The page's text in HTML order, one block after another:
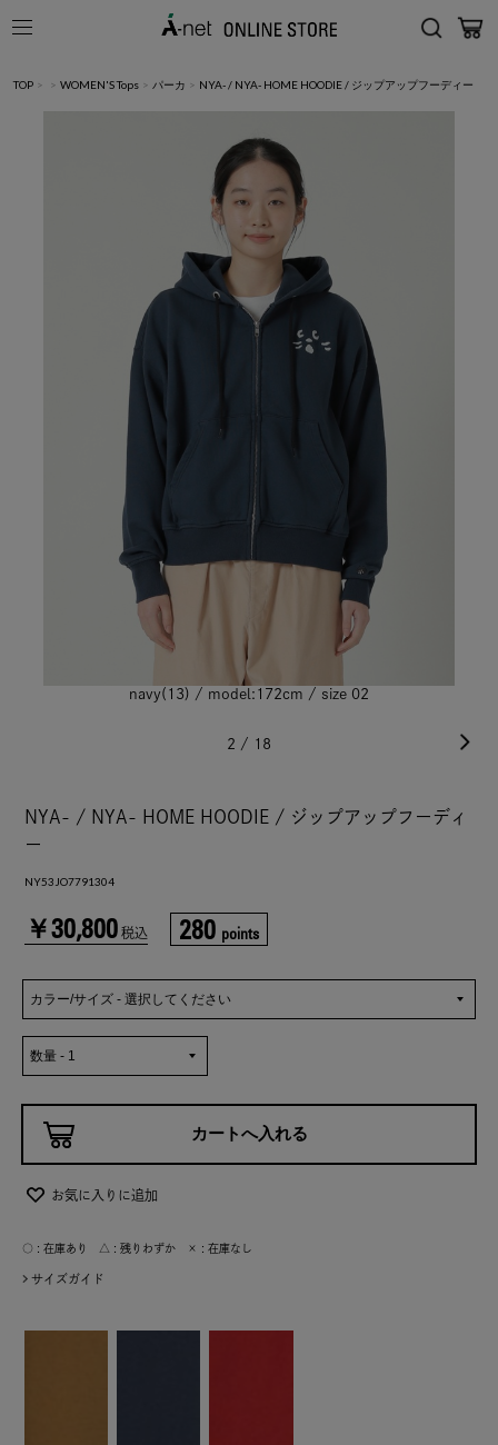
TOP > > WOMEN'S Tops > パーカ > NYA- / NYA- HOME HOODIE / ジップアップフーディー
navy(13) / model:172cm / size 02
2 / 18
NYA- / NYA- HOME HOODIE / ジップアップフーディ
ー
NY53JO7791304
￥30,800 税込 280 points
お気に入りに追加
○ : 在庫あり △ : 残りわずか × : 在庫なし
サイズガイド